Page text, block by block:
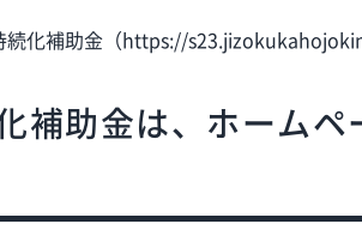
続化補助金（https://
補助金は、ホームペ